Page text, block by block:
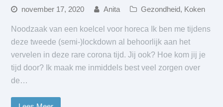
november 17, 2020 Anita Gezondheid, Koken
Noodzaak van een koelcel voor horeca Ik ben me tijdens
deze tweede (semi-)lockdown al behoorlijk aan het
vervelen in deze rare corona tijd. Jij ook? Hoe kom jij je
tijd door? Ik maak me inmiddels best veel zorgen over
de…